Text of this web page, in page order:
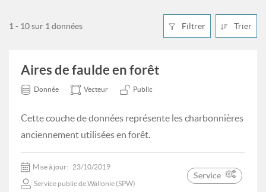
Filtrer Trier
1 - 10 sur 1 données
Aires de faulde en forêt
Donnée Vecteur Public
Cette couche de données représente les charbonnières
anciennement utilisées en forêt.
Mise à jour: 23/10/2019
Service public de Wallonie (SPW)
Service